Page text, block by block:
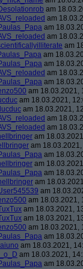
am
am
am
am
am
am
am
am
am
am 18.03.2021,
am 18.03.2021,
am 18.03.2021,
am
am
am
am
am
am
am
am
am
am 18.03.2021,
am 18.03.2021,
am 18.03.2021,
am 18.03.2021,
am
am 18.03.2021,
am 18.03.2021,
am